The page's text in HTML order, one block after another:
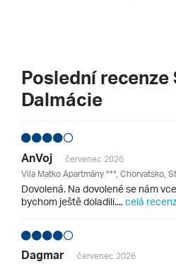
Poslední recenze
Dalmácie
AnVoj
červenec 2026
Vila Matko Apartmány ***, Chorvatsko,
Dovolená. Na dovolené se nám
bychom ještě doladili....celá
Dagmar
červenec 2026